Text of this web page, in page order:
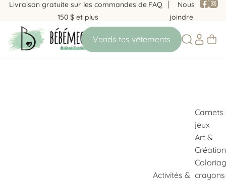
Livraison gratuite sur les commandes de
150 $ et plus
FAQ
Nous
joindre
Activités &
Carnets
jeux
Art &
Création
crayons